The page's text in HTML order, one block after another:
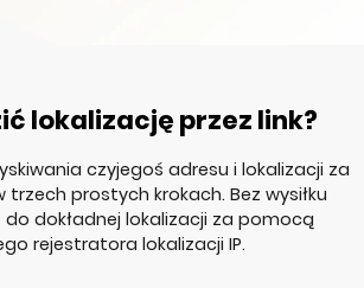
lokalizację przez link?
czyjegoś adresu i lokalizacji za
prostych krokach. Bez wysiłku
do dokładnej lokalizacji za pomocą
rejestratora lokalizacji IP.